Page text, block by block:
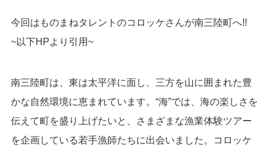
今回はものまねタレントのコロッケさんが南三陸町へ!!
~以下HPより引用~
南三陸町は、東は太平洋に面し、三方を山に囲まれた豊
かな自然環境に恵まれています。“海”では、海の楽しさを
伝えて町を盛り上げたいと、さまざまな漁業体験ツアー
を企画している若手漁師たちに出会いました。コロッケ